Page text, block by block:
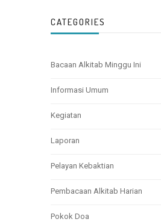
CATEGORIES
Bacaan Alkitab Minggu Ini
Informasi Umum
Kegiatan
Laporan
Pelayan Kebaktian
Pembacaan Alkitab Harian
Pokok Doa